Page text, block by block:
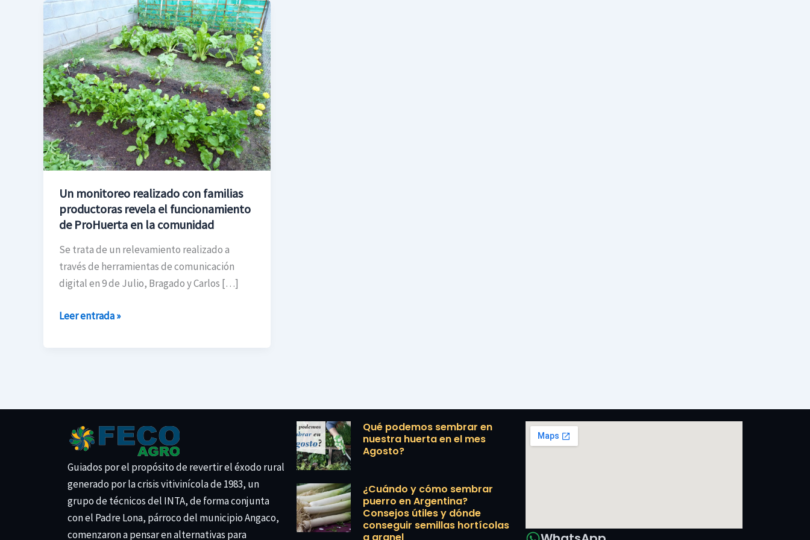
Un monitoreo realizado con familias
productoras revela el funcionamiento
de ProHuerta en la comunidad
Se trata de un relevamiento realizado a
través de herramientas de comunicación
digital en 9 de Julio, Bragado y Carlos […]
Un
monitoreo
realizado
con
familias
productoras
revela
el
funcionamiento
de
en
la
comunidad
Leer entrada »
Guiados por el propósito de revertir el éxodo rural
generado por la crisis vitivinícola de 1983, un
grupo de técnicos del INTA, de forma conjunta
con el Padre Lona, párroco del municipio Angaco,
comenzaron a pensar en alternativas para
Qué podemos sembrar en
nuestra huerta en el mes
Agosto?
¿Cuándo y cómo sembrar
puerro en Argentina?
Consejos útiles y dónde
conseguir semillas hortícolas